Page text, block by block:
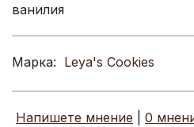
ванилия
Марка: Leya's Cookies
Напишете мнение 0